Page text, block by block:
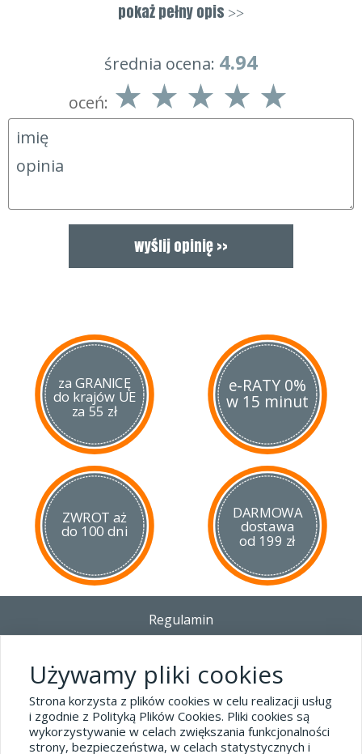
roboczy preparatu o stężeniu:
TRUCK URBAN JEST BARDZO WYDAJNYM KONCENTRATEM
Uwaga!
czyszczonej powierzchni.
pokaż pełny opis >>
średnia ocena: 4.94
oceń:
za GRANICĘ
do krajów UE
za 55 zł
e-RATY 0%
w 15 minut
ZWROT aż
do 100 dni
DARMOWA
dostawa
od 199 zł
Regulamin
Polityka prywatności i pliki cookies
Blog
Dane kontaktowe
Używamy pliki cookies
Strona korzysta z plików cookies w celu realizacji usług
i zgodnie z Polityką Plików Cookies. Pliki cookies są
wykorzystywanie w celach zwiększania funkcjonalności
strony, bezpieczeństwa, w celach statystycznych i